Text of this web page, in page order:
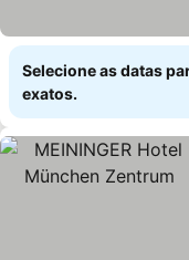
Selecione as datas
exatos.